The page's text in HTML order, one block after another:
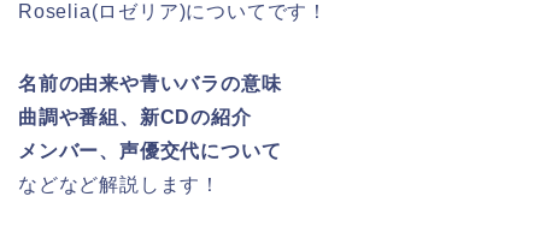
Roselia(ロゼリア)についてです！
名前の由来や青いバラの意味
曲調や番組、新CDの紹介
メンバー、声優交代について
などなど解説します！